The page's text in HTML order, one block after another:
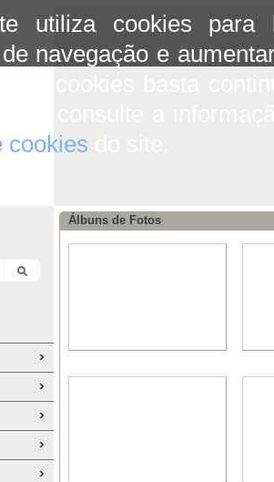
utiliza cookies para
navegação e
cookies
Álbuns de Fotos